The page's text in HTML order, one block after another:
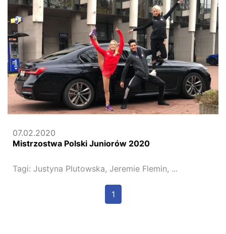
07.02.2020
Mistrzostwa Polski Juniorów 2020
Tagi: Justyna Plutowska, Jeremie Flemin, ...
1